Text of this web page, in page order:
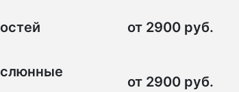
от 2900 руб.
от 2900 руб.